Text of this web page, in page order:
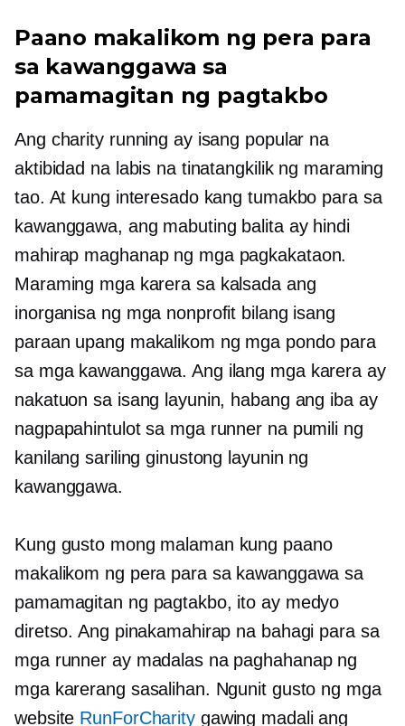
Paano makalikom ng pera para
sa kawanggawa sa
pamamagitan ng pagtakbo
Ang charity running ay isang popular na
aktibidad na labis na tinatangkilik ng maraming
tao. At kung interesado kang tumakbo para sa
kawanggawa, ang mabuting balita ay hindi
mahirap maghanap ng mga pagkakataon.
Maraming mga karera sa kalsada ang
inorganisa ng mga nonprofit bilang isang
paraan upang makalikom ng mga pondo para
sa mga kawanggawa. Ang ilang mga karera ay
nakatuon sa isang layunin, habang ang iba ay
nagpapahintulot sa mga runner na pumili ng
kanilang sariling ginustong layunin ng
kawanggawa.
Kung gusto mong malaman kung paano
makalikom ng pera para sa kawanggawa sa
pamamagitan ng pagtakbo, ito ay medyo
diretso. Ang pinakamahirap na bahagi para sa
mga runner ay madalas na paghahanap ng
mga karerang sasalihan. Ngunit gusto ng mga
website RunForCharitygawing madali ang